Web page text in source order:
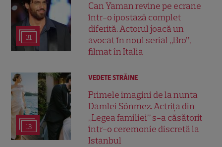
31
Can Yaman revine pe ecrane
într-o ipostază complet
diferită. Actorul joacă un
avocat în noul serial „Bro”,
filmat în Italia
13
VEDETE STRĂINE
Primele imagini de la nunta
Damlei Sönmez. Actrița din
„Legea familiei” s-a căsătorit
într-o ceremonie discretă la
Istanbul